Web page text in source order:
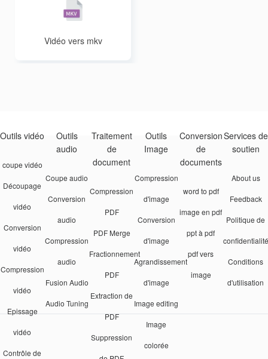
Vidéo vers mkv
Outils vidéo
coupe vidéo
Découpage
vidéo
Conversion
vidéo
Compression
vidéo
Epissage
vidéo
Contrôle de
Outils
audio
Coupe audio
Conversion
audio
Compression
audio
Fusion Audio
Audio Tuning
Traitement
de
document
Compression
PDF
PDF Merge
Fractionnement
PDF
Extraction de
PDF
Suppression
Outils
Image
Compression
d'image
Conversion
d'image
Agrandissement
d'image
Image editing
Image
colorée
Conversion
de
documents
word to pdf
image en pdf
ppt à pdf
pdf vers
image
Services de
soutien
About us
Feedback
Politique de
Conditions
d'utilisation